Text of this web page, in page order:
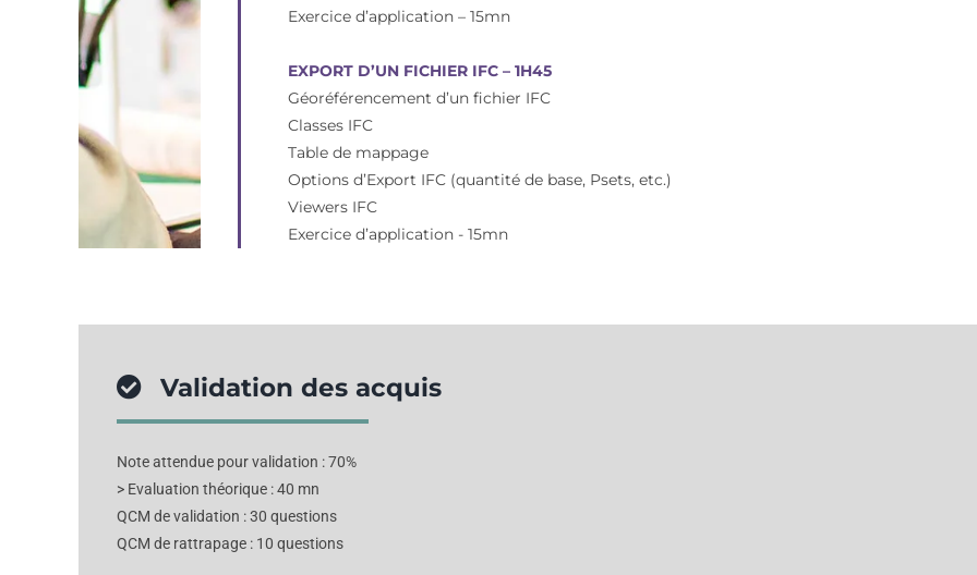
Exercice d’application – 15mn
EXPORT D’UN FICHIER IFC – 1H45
Géoréférencement d’un fichier IFC
Classes IFC
Table de mappage
Options d’Export IFC (quantité de base, Psets, etc.)
Viewers IFC
Exercice d’application - 15mn
Validation des acquis
Note attendue pour validation : 70%
> Evaluation théorique : 40 mn
QCM de validation : 30 questions
QCM de rattrapage : 10 questions